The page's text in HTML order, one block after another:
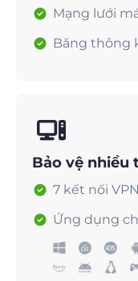
Mạng lưới
Băng thông
Bảo vệ nhiều
7 kết nối
Ứng dụng